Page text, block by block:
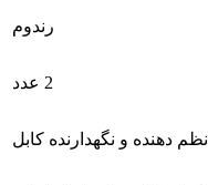
رندوم
2 عدد
نظم دهنده و نگهدارنده کابل